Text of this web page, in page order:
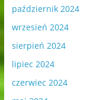
październik 2024
wrzesień 2024
sierpień 2024
lipiec 2024
czerwiec 2024